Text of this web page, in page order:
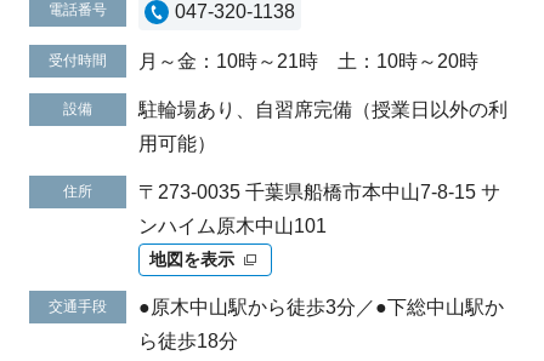
電話番号 047-320-1138
受付時間 月～金：10時～21時 土：10時～20時
設備
駐輪場あり、自習席完備（授業日以外の利
用可能）
住所
〒273-0035 千葉県船橋市本中山7-8-15 サ
ンハイム原木中山101
地図を表示
交通手段
●原木中山駅から徒歩3分／●下総中山駅か
ら徒歩18分